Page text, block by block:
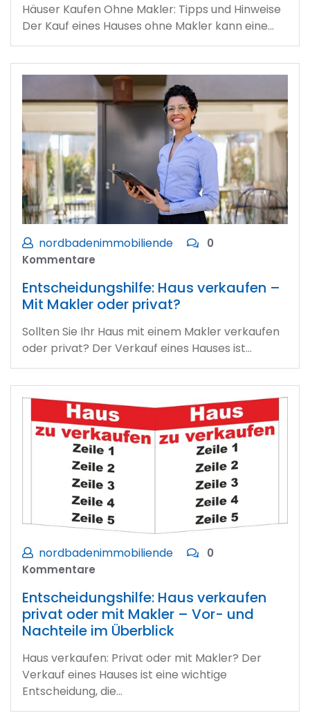
Häuser Kaufen Ohne Makler: Tipps und Hinweise
Der Kauf eines Hauses ohne Makler kann eine…
nordbadenimmobiliende
0
Kommentare
Entscheidungshilfe: Haus verkaufen –
Mit Makler oder privat?
Sollten Sie Ihr Haus mit einem Makler verkaufen
oder privat? Der Verkauf eines Hauses ist…
nordbadenimmobiliende
0
Kommentare
Entscheidungshilfe: Haus verkaufen
privat oder mit Makler – Vor- und
Nachteile im Überblick
Haus verkaufen: Privat oder mit Makler? Der
Verkauf eines Hauses ist eine wichtige
Entscheidung, die…